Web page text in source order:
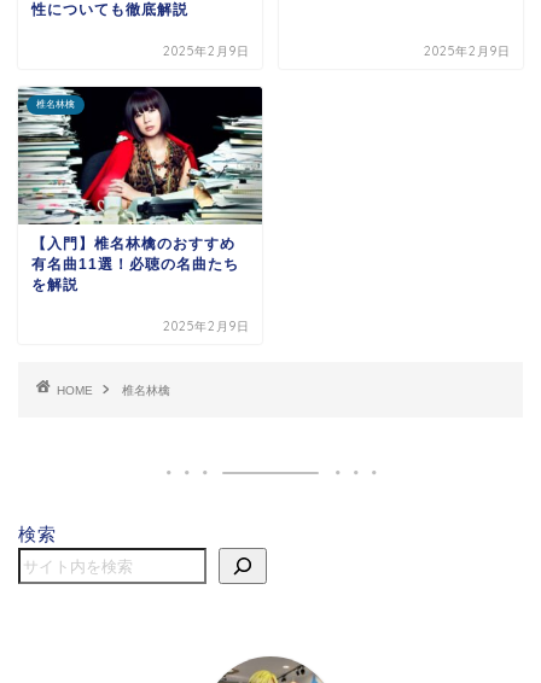
性についても徹底解説
2025年2月9日 2025年2月9日
椎名林檎
【入門】椎名林檎のおすすめ
有名曲11選！必聴の名曲たち
を解説
2025年2月9日
HOME 椎名林檎
検索